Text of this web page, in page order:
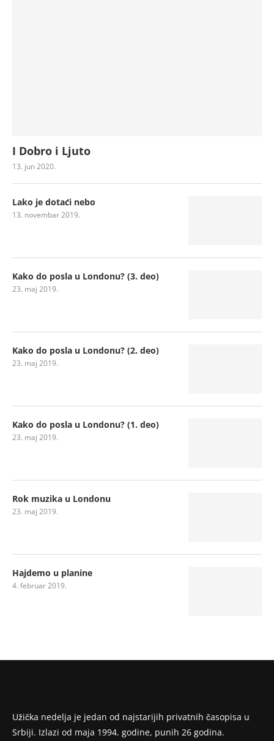
I Dobro i Ljuto
13. jun 2020.
Lako je dotaći nebo
13. novembar 2019.
Kako do posla u Londonu? (3. deo)
23. maj 2019.
Kako do posla u Londonu? (2. deo)
23. maj 2019.
Kako do posla u Londonu? (1. deo)
23. maj 2019.
Rok muzika u Londonu
23. maj 2019.
Hajdemo u planine
4. februar 2019.
Užička nedelja je jedan od najstarijih privatnih časopisa u
Srbiji. Izlazi od maja 1994. godine, punih 26 godina.